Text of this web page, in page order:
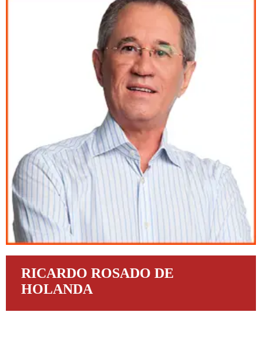
RICARDO ROSADO DE
HOLANDA